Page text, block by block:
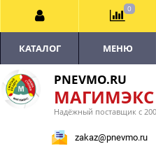
PNEVMO.RU
МАГИМЭКС
Надёжный поставщик с
zakaz@pnevmo.ru
КАТАЛОГ МЕНЮ
0